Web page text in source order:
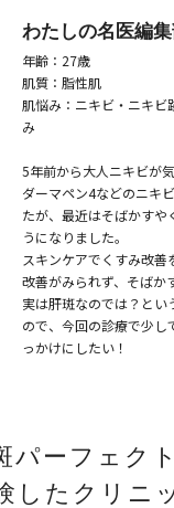
わたしの名医編
年齢：27歳
肌質：脂性肌
肌悩み：ニキビ・ニキビ
み
5年前から大人ニキビが
ダーマペン4などのニキ
たが、最近はそばかすや
うになりました。
スキンケアでくすみ改善
改善がみられず、そばか
実は肝斑なのでは？とい
ので、今回の診療で少し
っかけにしたい！
パーフェク
したクリニ